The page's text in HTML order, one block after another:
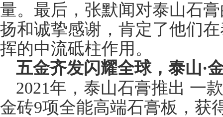
量。最后，张默闻对泰山石
扬和诚挚感谢，肯定了他们
挥的中流砥柱作用。
五金齐发闪耀全球，泰山·
2021年，泰山石膏推出
金砖9项全能高端石膏板，获